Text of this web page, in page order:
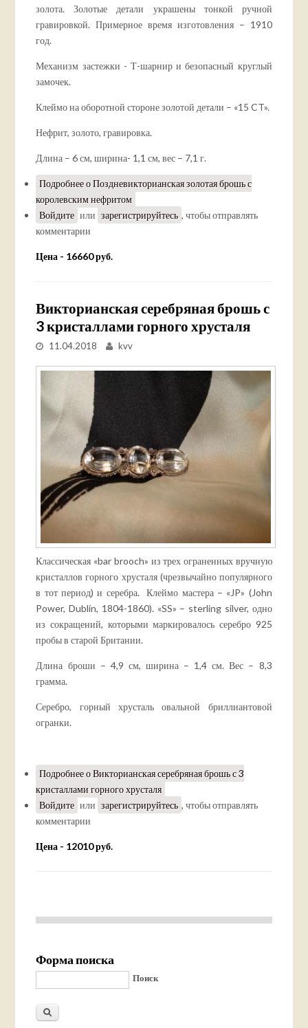
золота. Золотые детали украшены тонкой ручной
гравировкой. Примерное время изготовления – 1910
год.
Механизм застежки - Т-шарнир и безопасный круглый
замочек.
Клеймо на оборотной стороне золотой детали – «15 CT».
Нефрит, золото, гравировка.
Длина – 6 см, ширина- 1,1 см, вес – 7,1 г.
Подробнеео Поздневикторианская золотая брошь с
королевским нефритом
Войдите или зарегистрируйтесь , чтобы отправлять
комментарии
Цена - 16660 руб.
Викторианская серебряная брошь с
3 кристаллами горного хрусталя
11.04.2018 kvv
Классическая «bar brooch» из трех ограненных вручную
кристаллов горного хрусталя (чрезвычайно популярного
в тот период) и серебра. Клеймо мастера – «JP» (John
Power, Dublin, 1804-1860). «SS» – sterling silver, одно
из сокращений, которыми маркировалось серебро 925
пробы в старой Британии.
Длина броши – 4,9 см, ширина – 1,4 см. Вес – 8,3
грамма.
Серебро, горный хрусталь овальной бриллиантовой
огранки.
Подробнеео Викторианская серебряная брошь с 3
кристаллами горного хрусталя
Войдите или зарегистрируйтесь , чтобы отправлять
комментарии
Цена - 12010 руб.
Форма поиска
Поиск